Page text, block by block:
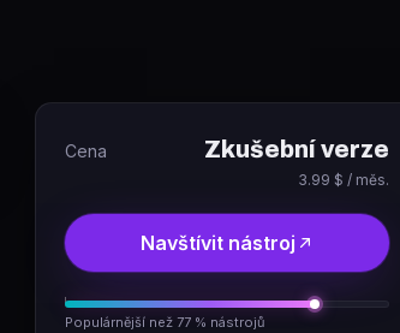
Cena Zkušební verze
3.99 $ / měs.
Navštívit nástroj
Populárnější než 77 % nástrojů